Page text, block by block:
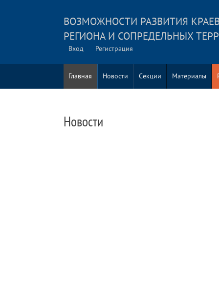
ВОЗМОЖНОСТИ РАЗВИТИЯ
РЕГИОНА И СОПРЕДЕЛЬНЫХ
Вход Регистрация
Главная Новости Секции Материалы
Новости